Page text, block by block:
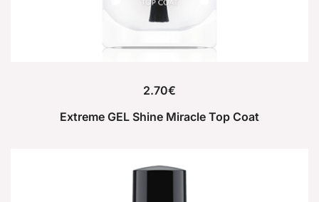
2.70€
Extreme GEL Shine Miracle Top Coat